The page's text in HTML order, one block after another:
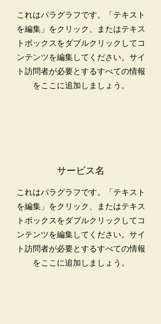
これはパラグラフです。「テキスト
を編集」をクリック、またはテキス
トボックスをダブルクリックしてコ
ンテンツを編集してください。サイ
ト訪問者が必要とするすべての情報
をここに追加しましょう。
サービス名
これはパラグラフです。「テキスト
を編集」をクリック、またはテキス
トボックスをダブルクリックしてコ
ンテンツを編集してください。サイ
ト訪問者が必要とするすべての情報
をここに追加しましょう。